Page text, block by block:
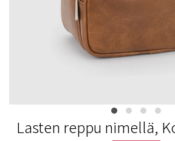
Lasten reppu nimellä,